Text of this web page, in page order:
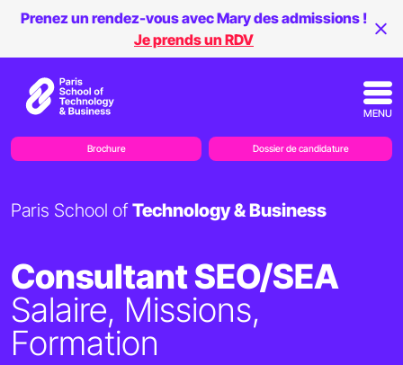
Consultant SEO/SEA
Salaire, Missions,
Formation
Paris School ofTechnology & Business
Prenez un rendez-vous avec Mary des admissions !
Je prends un RDV
MENU
Brochure Dossier de candidature